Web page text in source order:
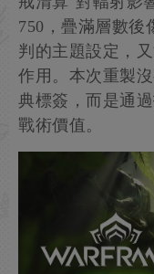
750，疊滿層數後
判的主題設定，
作用。本次重製
典標簽，而是通
戰術價值。